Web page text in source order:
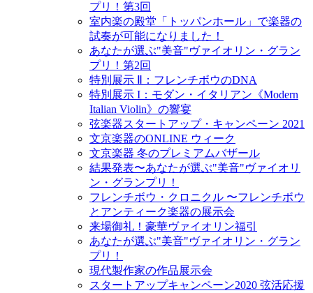
プリ！第3回
室内楽の殿堂「トッパンホール」で楽器の
試奏が可能になりました！
あなたが選ぶ"美音"ヴァイオリン・グラン
プリ！第2回
特別展示 Ⅱ：フレンチボウのDNA
特別展示 I：モダン・イタリアン《Modern
Italian Violin》の響宴
弦楽器スタートアップ・キャンペーン 2021
文京楽器のONLINE ウィーク
文京楽器 冬のプレミアムバザール
結果発表〜あなたが選ぶ"美音"ヴァイオリ
ン・グランプリ！
フレンチボウ・クロニクル 〜フレンチボウ
とアンティーク楽器の展示会
来場御礼！豪華ヴァイオリン福引
あなたが選ぶ"美音"ヴァイオリン・グラン
プリ！
現代製作家の作品展示会
スタートアップキャンペーン2020 弦活応援